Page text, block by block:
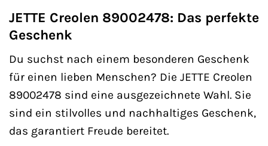
JETTE Creolen 89002478: Das perfekte
Geschenk
Du suchst nach einem besonderen Geschenk
für einen lieben Menschen? Die JETTE Creolen
89002478 sind eine ausgezeichnete Wahl. Sie
sind ein stilvolles und nachhaltiges Geschenk,
das garantiert Freude bereitet.